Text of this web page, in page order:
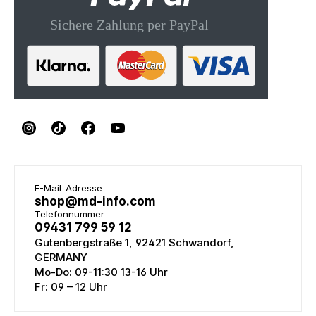
E-Mail-Adresse
shop@md-info.com
Telefonnummer
09431 799 59 12
Gutenbergstraße 1, 92421 Schwandorf,
GERMANY
Mo-Do: 09-11:30 13-16 Uhr
Fr: 09 – 12 Uhr